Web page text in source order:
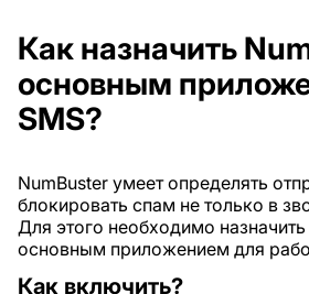
Как назначить
основным
SMS?
NumBuster умеет определять
блокировать спам не только в
Для этого необходимо
основным приложением для
Как включить?